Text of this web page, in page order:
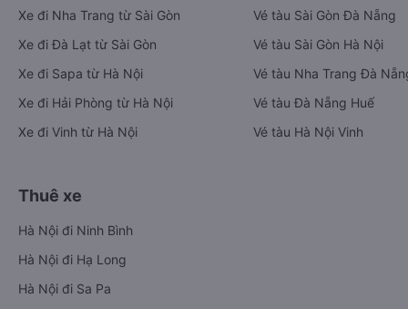
Xe đi Nha Trang từ Sài Gòn
Xe đi Đà Lạt từ Sài Gòn
Xe đi Sapa từ Hà Nội
Xe đi Hải Phòng từ Hà Nội
Xe đi Vinh từ Hà Nội
Vé tàu Sài Gòn Đà Nẵng
Vé tàu Sài Gòn Hà Nội
Vé tàu Nha Trang Đà
Vé tàu Đà Nẵng Huế
Vé tàu Hà Nội Vinh
Thuê xe
Hà Nội đi Ninh Bình
Hà Nội đi Hạ Long
Hà Nội đi Sa Pa